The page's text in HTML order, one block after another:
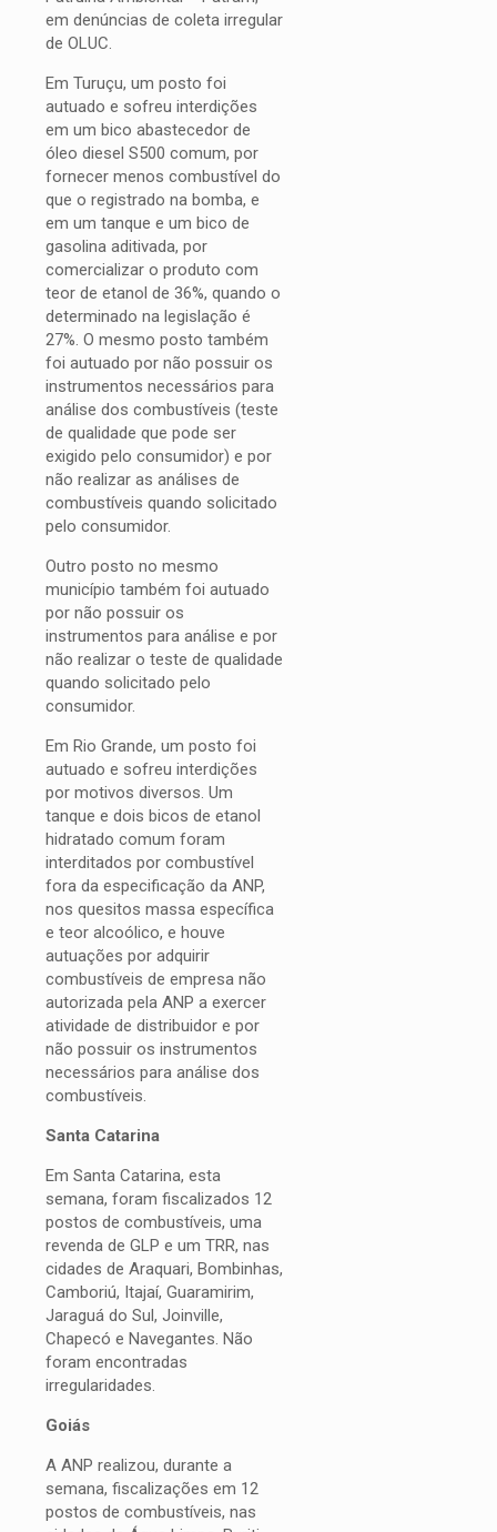
em denúncias de coleta irregular
de OLUC.
Em Turuçu, um posto foi
autuado e sofreu interdições
em um bico abastecedor de
óleo diesel S500 comum, por
fornecer menos combustível do
que o registrado na bomba, e
em um tanque e um bico de
gasolina aditivada, por
comercializar o produto com
teor de etanol de 36%, quando o
determinado na legislação é
27%. O mesmo posto também
foi autuado por não possuir os
instrumentos necessários para
análise dos combustíveis (teste
de qualidade que pode ser
exigido pelo consumidor) e por
não realizar as análises de
combustíveis quando solicitado
pelo consumidor.
Outro posto no mesmo
município também foi autuado
por não possuir os
instrumentos para análise e por
não realizar o teste de qualidade
quando solicitado pelo
consumidor.
Em Rio Grande, um posto foi
autuado e sofreu interdições
por motivos diversos. Um
tanque e dois bicos de etanol
hidratado comum foram
interditados por combustível
fora da especificação da ANP,
nos quesitos massa específica
e teor alcoólico, e houve
autuações por adquirir
combustíveis de empresa não
autorizada pela ANP a exercer
atividade de distribuidor e por
não possuir os instrumentos
necessários para análise dos
combustíveis.
Santa Catarina
Em Santa Catarina, esta
semana, foram fiscalizados 12
postos de combustíveis, uma
revenda de GLP e um TRR, nas
cidades de Araquari, Bombinhas,
Camboriú, Itajaí, Guaramirim,
Jaraguá do Sul, Joinville,
Chapecó e Navegantes. Não
foram encontradas
irregularidades.
Goiás
A ANP realizou, durante a
semana, fiscalizações em 12
postos de combustíveis, nas